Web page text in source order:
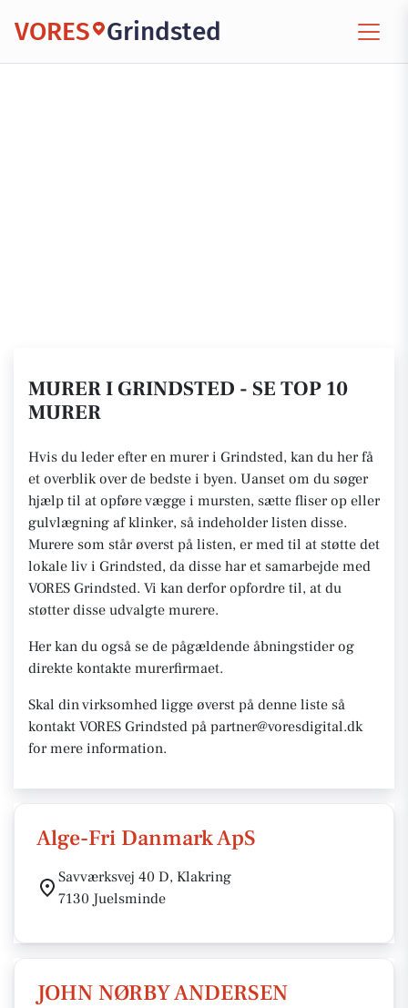
VORES Grindsted
MURER I GRINDSTED - SE TOP 10
MURER
Hvis du leder efter en murer i Grindsted, kan du her få
et overblik over de bedste i byen. Uanset om du søger
hjælp til at opføre vægge i mursten, sætte fliser op eller
gulvlægning af klinker, så indeholder listen disse.
Murere som står øverst på listen, er med til at støtte det
lokale liv i Grindsted, da disse har et samarbejde med
VORES Grindsted. Vi kan derfor opfordre til, at du
støtter disse udvalgte murere.
Her kan du også se de pågældende åbningstider og
direkte kontakte murerfirmaet.
Skal din virksomhed ligge øverst på denne liste så
kontakt VORES Grindsted på partner@voresdigital.dk
for mere information.
Alge-Fri Danmark ApS
Savværksvej 40 D, Klakring
7130 Juelsminde
JOHN NØRBY ANDERSEN